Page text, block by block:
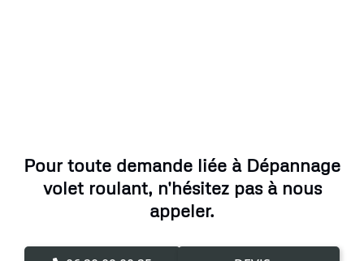
Pour toute demande liée à Dépannage
volet roulant, n'hésitez pas à nous
appeler.